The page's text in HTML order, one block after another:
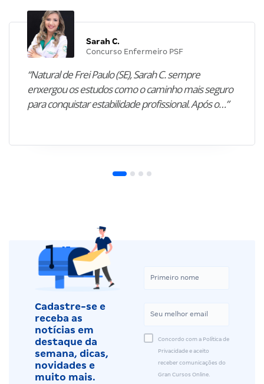
Sarah C.
Concurso Enfermeiro PSF
“Natural de Frei Paulo (SE), Sarah C. sempre
enxergou os estudos como o caminho mais seguro
para conquistar estabilidade profissional. Após o…”
Cadastre-se e
receba as
notícias em
destaque da
semana, dicas,
novidades e
muito mais.
Concordo com a Política de
Privacidade e aceito
receber comunicações do
Gran Cursos Online.